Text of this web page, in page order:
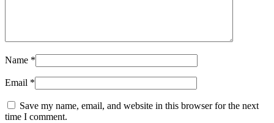
Name *
Email *
Save my name, email, and website in this browser for the next
time I comment.